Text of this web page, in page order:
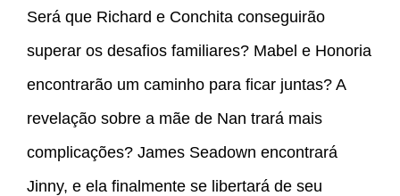
Será que Richard e Conchita conseguirão
superar os desafios familiares? Mabel e Honoria
encontrarão um caminho para ficar juntas? A
revelação sobre a mãe de Nan trará mais
complicações? James Seadown encontrará
Jinny, e ela finalmente se libertará de seu